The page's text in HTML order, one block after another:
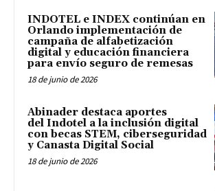
INDOTEL e INDEX continúan en
Orlando implementación de
campaña de alfabetización
digital y educación financiera
para envío seguro de remesas
18 de junio de 2026
Abinader destaca aportes
del Indotel a la inclusión digital
con becas STEM, ciberseguridad
y Canasta Digital Social
18 de junio de 2026